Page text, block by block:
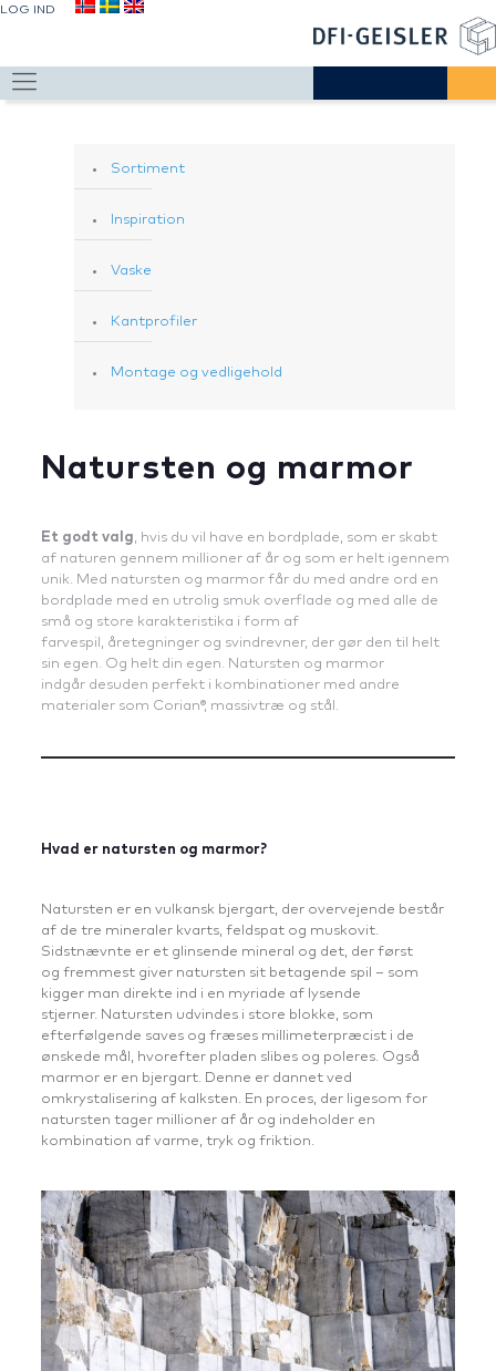
LOG IND
Sortiment
Inspiration
Vaske
Kantprofiler
Montage og vedligehold
Natursten og marmor
Et godt valg, hvis du vil have en bordplade, som er skabt
af naturen gennem millioner af år og som er helt igennem
unik. Med natursten og marmor får du med andre ord en
bordplade med en utrolig smuk overflade og med alle de
små og store karakteristika i form af
farvespil, åretegninger og svindrevner, der gør den til helt
sin egen. Og helt din egen. Natursten og marmor
indgår desuden perfekt i kombinationer med andre
materialer som Corian®, massivtræ og stål.
Hvad er natursten og marmor?
Natursten er en vulkansk bjergart, der overvejende består
af de tre mineraler kvarts, feldspat og muskovit.
Sidstnævnte er et glinsende mineral og det, der først
og fremmest giver natursten sit betagende spil – som
kigger man direkte ind i en myriade af lysende
stjerner. Natursten udvindes i store blokke, som
efterfølgende saves og fræses millimeterpræcist i de
ønskede mål, hvorefter pladen slibes og poleres. Også
marmor er en bjergart. Denne er dannet ved
omkrystalisering af kalksten. En proces, der ligesom for
natursten tager millioner af år og indeholder en
kombination af varme, tryk og friktion.